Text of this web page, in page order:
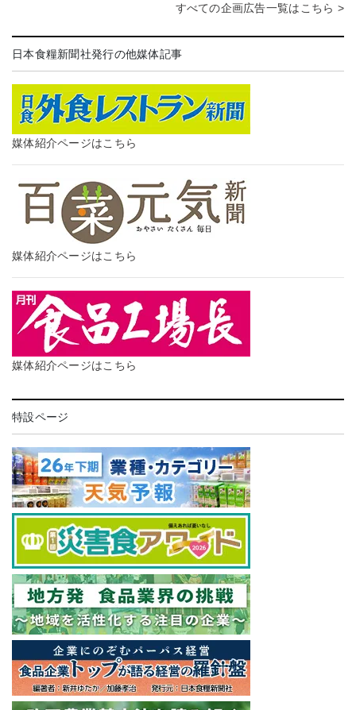
すべての企画広告一覧はこちら >
日本食糧新聞社発行の他媒体記事
媒体紹介ページはこちら
媒体紹介ページはこちら
媒体紹介ページはこちら
特設ページ